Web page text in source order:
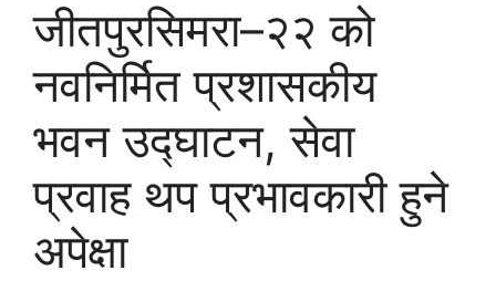
जीतपुरसिमरा–२२ को
नवनिर्मित प्रशासकीय
भवन उद्घाटन, सेवा
प्रवाह थप प्रभावकारी हुने
अपेक्षा